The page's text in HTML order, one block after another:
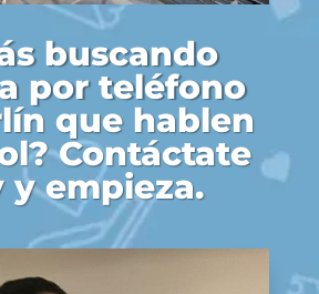
buscando
por teléfono
que hablen
Contáctate
y empieza.